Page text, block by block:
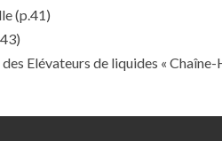
(p.41)
Elévateurs de liquides «